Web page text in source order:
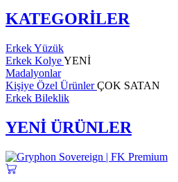
KATEGORİLER
Erkek Yüzük
Erkek KolyeYENİ
Madalyonlar
Kişiye Özel ÜrünlerÇOK SATAN
Erkek Bileklik
YENİ ÜRÜNLER